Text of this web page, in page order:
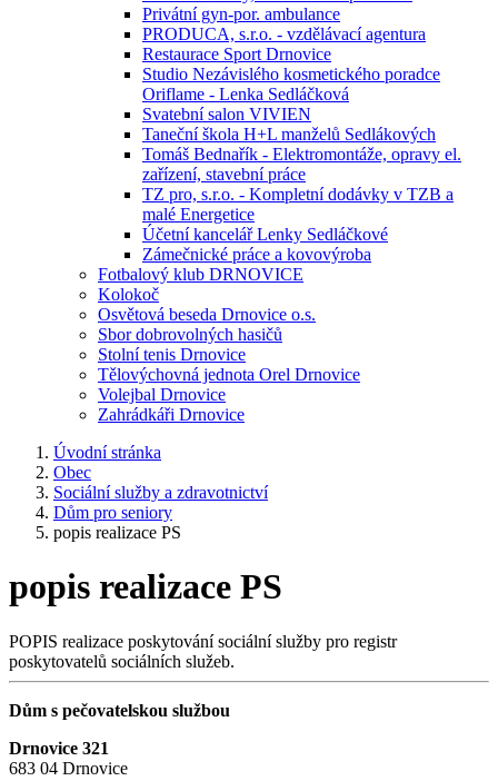
Privátní gyn-por. ambulance
PRODUCA, s.r.o. - vzdělávací agentura
Restaurace Sport Drnovice
Studio Nezávislého kosmetického poradce
Oriflame - Lenka Sedláčková
Svatební salon VIVIEN
Taneční škola H+L manželů Sedlákových
Tomáš Bednařík - Elektromontáže, opravy el.
zařízení, stavební práce
TZ pro, s.r.o. - Kompletní dodávky v TZB a
malé Energetice
Účetní kancelář Lenky Sedláčkové
Zámečnické práce a kovovýroba
Fotbalový klub DRNOVICE
Kolokoč
Osvětová beseda Drnovice o.s.
Sbor dobrovolných hasičů
Stolní tenis Drnovice
Tělovýchovná jednota Orel Drnovice
Volejbal Drnovice
Zahrádkáři Drnovice
Úvodní stránka
Obec
Sociální služby a zdravotnictví
Dům pro seniory
popis realizace PS
popis realizace PS
POPIS realizace poskytování sociální služby pro registr
poskytovatelů sociálních služeb.
Dům s pečovatelskou službou
Drnovice 321
683 04 Drnovice